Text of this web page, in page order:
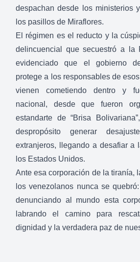
despachan desde los ministerios
los pasillos de Miraflores.
El régimen es el reducto y la
delincuencial que secuestró a la
evidenciado que el gobierno
protege a los responsables de
vienen cometiendo dentro y
nacional, desde que fueron
estandarte de “Brisa
despropósito generar
extranjeros, llegando a desafiar a
los Estados Unidos.
Ante esa corporación de la tiranía,
los venezolanos nunca se
denunciando al mundo esta
labrando el camino para
dignidad y la verdadera paz de